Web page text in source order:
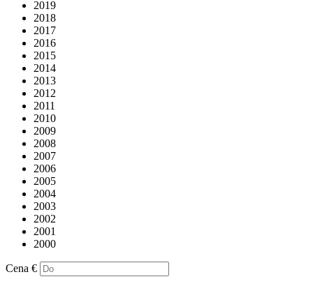
2019
2018
2017
2016
2015
2014
2013
2012
2011
2010
2009
2008
2007
2006
2005
2004
2003
2002
2001
2000
Cena €